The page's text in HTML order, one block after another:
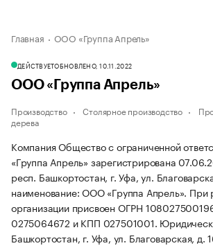
Главная ООО «Группа Апрель»
ДЕЙСТВУЕТОБНОВЛЕНО, 10.11.2022
ООО «Группа Апрель»
Производство Столярное производство
дерева
Компания Общество с ограниченной
«Группа Апрель» зарегистрирована
респ. Башкортостан, г. Уфа, ул.
наименование: ООО «Группа Апрель». При
организации присвоен ОГРН
0275064672 и КПП 027501001.
Башкортостан, г. Уфа, ул. Благоварская, д.